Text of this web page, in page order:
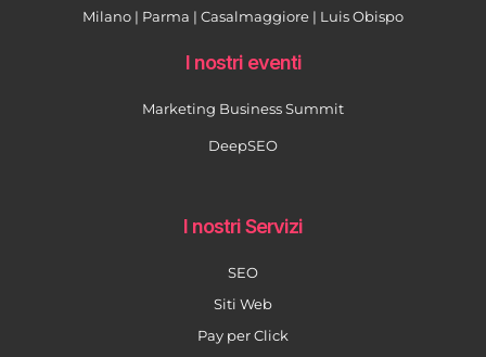
Milano | Parma | Casalmaggiore | Luis Obispo
I nostri eventi
Marketing Business Summit
DeepSEO
I nostri Servizi
SEO
Siti Web
Pay per Click